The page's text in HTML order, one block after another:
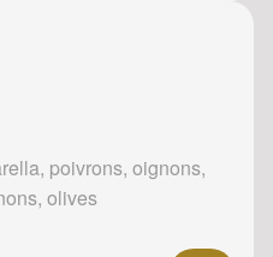
poivrons, oignons,
olives